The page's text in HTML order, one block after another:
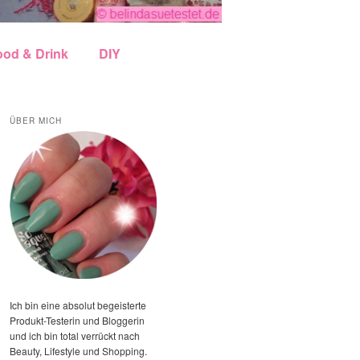
& Drink DIY
ÜBER MICH
Ich bin eine absolut begeisterte
Produkt-Testerin und Bloggerin
und ich bin total verrückt nach
Beauty, Lifestyle und Shopping.